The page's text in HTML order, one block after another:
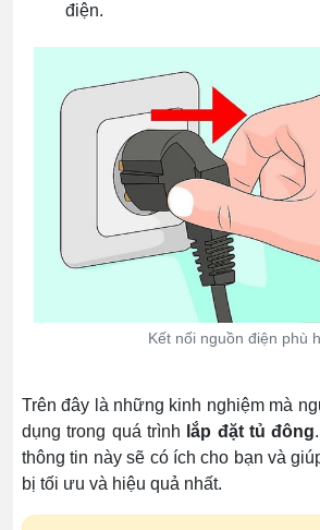
điện.
Kết nối nguồn điện phù
Trên đây là những kinh nghiệm mà
dụng trong quá trình lắp đặt tủ đông
thông tin này sẽ có ích cho bạn và
bị tối ưu và hiệu quả nhất.